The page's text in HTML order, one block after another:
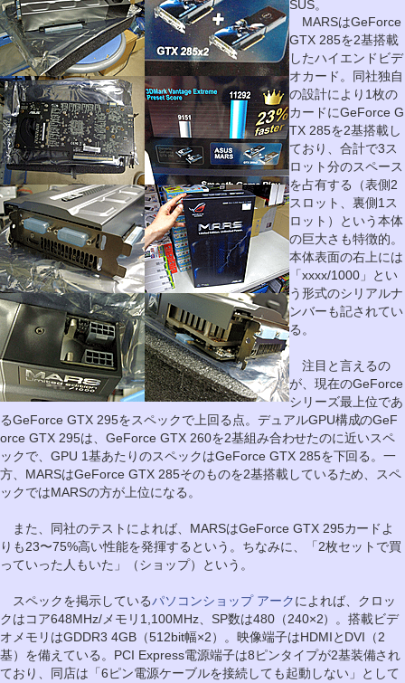
SUS。
MARSはGeForce
GTX 285を2基搭載
したハイエンドビデ
オカード。同社独自
の設計により1枚の
カードにGeForce G
TX 285を2基搭載し
ており、合計で3ス
ロット分のスペース
を占有する（表側2
スロット、裏側1ス
ロット）という本体
の巨大さも特徴的。
本体表面の右上には
「xxxx/1000」とい
う形式のシリアルナ
ンバーも記されてい
る。
注目と言えるの
が、現在のGeForce
シリーズ最上位であ
るGeForce GTX 295をスペックで上回る点。デュアルGPU構成のGeF
orce GTX 295は、GeForce GTX 260を2基組み合わせたのに近いスペ
ックで、GPU 1基あたりのスペックはGeForce GTX 285を下回る。一
方、MARSはGeForce GTX 285そのものを2基搭載しているため、スペ
ックではMARSの方が上位になる。
また、同社のテストによれば、MARSはGeForce GTX 295カードよ
りも23〜75%高い性能を発揮するという。ちなみに、「2枚セットで買
っていった人もいた」（ショップ）という。
スペックを掲示しているパソコンショップ アークによれば、クロッ
クはコア648MHz/メモリ1,100MHz、SP数は480（240×2）。搭載ビデ
オメモリはGDDR3 4GB（512bit幅×2）。映像端子はHDMIとDVI（2
基）を備えている。PCI Express電源端子は8ピンタイプが2基装備され
ており、同店は「6ピン電源ケーブルを接続しても起動しない」として